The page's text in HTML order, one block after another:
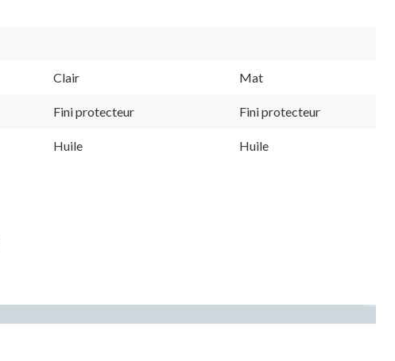
Clair Mat
Fini protecteur Fini protecteur
Huile Huile